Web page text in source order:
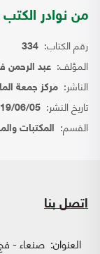
من نوادر الكتب
رقم الكتاب: 334
المؤلف: عبد الرحمن
الناشر: مركز جمعة
تاريخ النشر: 19/06/05 12:00:00 AM
القسم: المكتبات
اتصل بنا
العنوان: صنعاء -